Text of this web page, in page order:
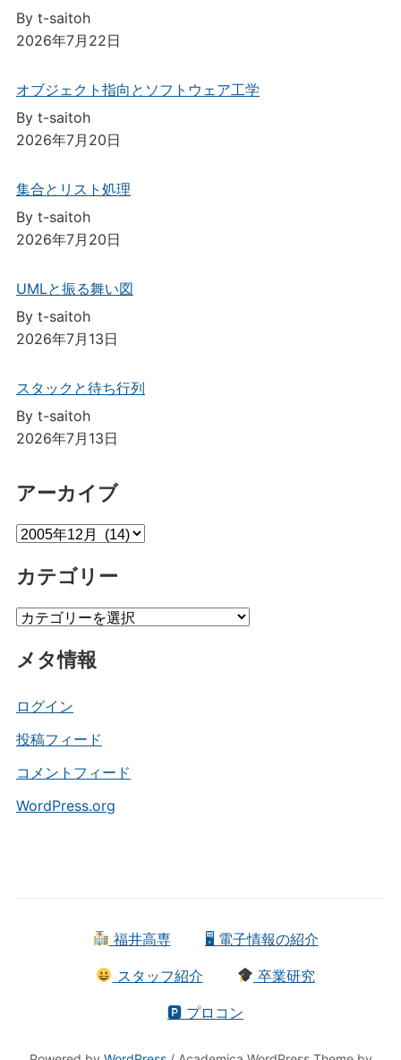
By t-saitoh
2026年7月22日
オブジェクト指向とソフトウェア工学
By t-saitoh
2026年7月20日
集合とリスト処理
By t-saitoh
2026年7月20日
UMLと振る舞い図
By t-saitoh
2026年7月13日
スタックと待ち行列
By t-saitoh
2026年7月13日
アーカイブ
ア
カ
ブ
カテゴリー
カ
ゴ
ー
メタ情報
ログイン
投稿フィード
コメントフィード
WordPress.org
福井高専 🖥 電子情報の紹介
スタッフ紹介 卒業研究
🅿 プロコン